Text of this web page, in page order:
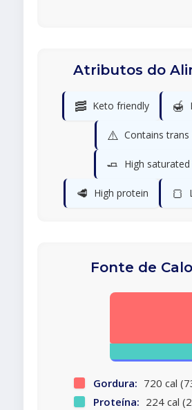
Atributos do
🥓 Keto friendly 🍯
⚠️ Contains
🧈 High
🥩 High protein 🍞
Fonte de
Gordura: 720 cal
Proteína: 224 cal